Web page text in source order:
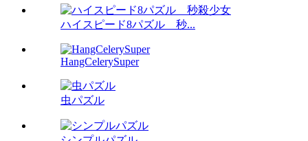
ハイスピード8パズル 秒...
HangCelerySuper
虫パズル